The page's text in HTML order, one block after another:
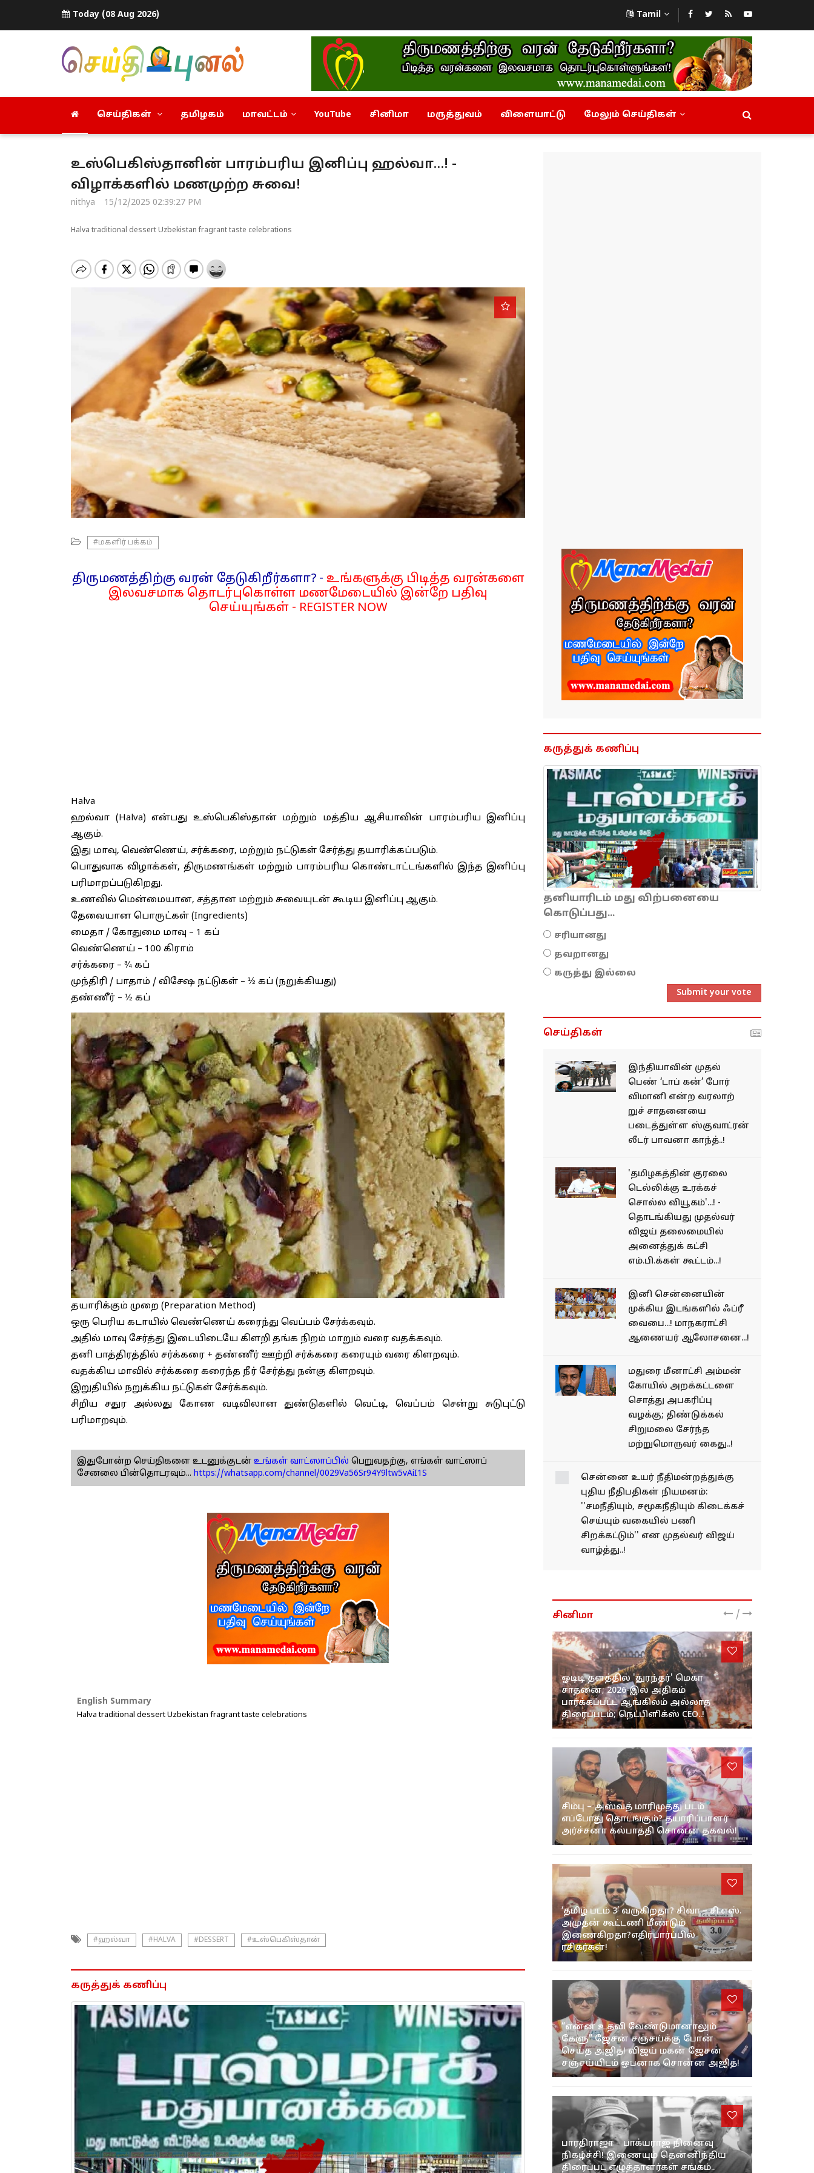
Today (08 Aug 2026) Tamil
செய்திகள் தமிழகம் மாவட்டம் YouTube சினிமா மருத்துவம் விளையாட்டு மேலும் செய்திகள்
உஸ்பெகிஸ்தானின் பாரம்பரிய இனிப்பு ஹல்வா…! -
விழாக்களில் மணமுற்ற சுவை!
nithya 15/12/2025 02:39:27 PM
Halva traditional dessert Uzbekistan fragrant taste celebrations
#மகளிர் பக்கம்
திருமணத்திற்கு வரன் தேடுகிறீர்களா? - உங்களுக்கு பிடித்த வரன்களை
இலவசமாக தொடர்புகொள்ள மணமேடையில் இன்றே பதிவு
செய்யுங்கள் - REGISTER NOW
Halva
ஹல்வா (Halva) என்பது உஸ்பெகிஸ்தான் மற்றும் மத்திய ஆசியாவின் பாரம்பரிய இனிப்பு
ஆகும்.
இது மாவு, வெண்ணெய், சர்க்கரை, மற்றும் நட்டுகள் சேர்த்து தயாரிக்கப்படும்.
பொதுவாக விழாக்கள், திருமணங்கள் மற்றும் பாரம்பரிய கொண்டாட்டங்களில் இந்த இனிப்பு
பரிமாறப்படுகிறது.
உணவில் மென்மையான, சத்தான மற்றும் சுவையுடன் கூடிய இனிப்பு ஆகும்.
தேவையான பொருட்கள் (Ingredients)
மைதா / கோதுமை மாவு – 1 கப்
வெண்ணெய் – 100 கிராம்
சர்க்கரை – ¾ கப்
முந்திரி / பாதாம் / விசேஷ நட்டுகள் – ½ கப் (நறுக்கியது)
தண்ணீர் – ½ கப்
தயாரிக்கும் முறை (Preparation Method)
ஒரு பெரிய கடாயில் வெண்ணெய் கரைந்து வெப்பம் சேர்க்கவும்.
அதில் மாவு சேர்த்து இடையிடையே கிளறி தங்க நிறம் மாறும் வரை வதக்கவும்.
தனி பாத்திரத்தில் சர்க்கரை + தண்ணீர் ஊற்றி சர்க்கரை கரையும் வரை கிளறவும்.
வதக்கிய மாவில் சர்க்கரை கரைந்த நீர் சேர்த்து நன்கு கிளறவும்.
இறுதியில் நறுக்கிய நட்டுகள் சேர்க்கவும்.
சிறிய சதுர அல்லது கோண வடிவிலான துண்டுகளில் வெட்டி, வெப்பம் சென்று சுடுபுட்டு
பரிமாறவும்.
இதுபோன்ற செய்திகளை உடனுக்குடன் உங்கள் வாட்ஸாப்பில் பெறுவதற்கு, எங்கள் வாட்ஸாப்
சேனலை பின்தொடரவும்... https://whatsapp.com/channel/0029Va56Sr94Y9ltw5vAiI1S
English Summary
Halva traditional dessert Uzbekistan fragrant taste celebrations
#ஹல்வா #HALVA #DESSERT #உஸ்பெகிஸ்தான்
கருத்துக் கணிப்பு
கருத்துக் கணிப்பு
தனியாரிடம் மது விற்பனையை
கொடுப்பது...
சரியானது
தவறானது
கருத்து இல்லை
Submit your vote
செய்திகள்
இந்​தி​யா​வின் முதல்
பெண் ‘டாப் கன்’ போர்
விமானி என்ற வரலாற்​
றுச் சாதனையை
படைத்துள்ள ஸ்கு​வாட்​ரன்
லீடர் பாவனா காந்த்..!
'தமிழகத்தின் குரலை
டெல்லிக்கு உரக்கச்
சொல்ல வியூகம்'...! -
தொடங்கியது முதல்வர்
விஜய் தலைமையில்
அனைத்துக் கட்சி
எம்.பி.க்கள் கூட்டம்...!
இனி சென்னையின்
முக்கிய இடங்களில் ஃப்ரீ
வைபை...! மாநகராட்சி
ஆணையர் ஆலோசனை...!
மதுரை மீனாட்சி அம்மன்
கோயில் அறக்கட்டளை
சொத்து அபகரிப்பு
வழக்கு; திண்டுக்கல்
சிறுமலை சேர்ந்த
மற்றுமொருவர் கைது..!
சென்னை உயர்
நீதிமன்றத்துக்கு புதிய
நீதிபதிகள் நியமனம்:
''சமநீதியும், சமூகநீதியும்
கிடைக்கச் செய்யும்
சினிமா /
ஓடிடி தளத்தில் 'துரந்தர்' மெகா
சாதனை; 2026-இல் அதிகம்
பார்க்கப்பட்ட ஆங்கிலம் அல்லாத
சிம்பு – அஸ்வத் மாரிமுத்து படம்
எப்போது தொடங்கும்? தயாரிப்பாளர்
‘தமிழ் படம் 3’ வருகிறதா? சிவா – சி.எஸ்.
அமுதன் கூட்டணி மீண்டும்
இணைகிறதா?எதிர்பார்ப்பில்
“என்ன உதவி வேண்டுமானாலும்
கேளு” ஜேசன் சஞ்சய்க்கு போன்
செய்த அஜித்! விஜய் மகன் ஜேசன்